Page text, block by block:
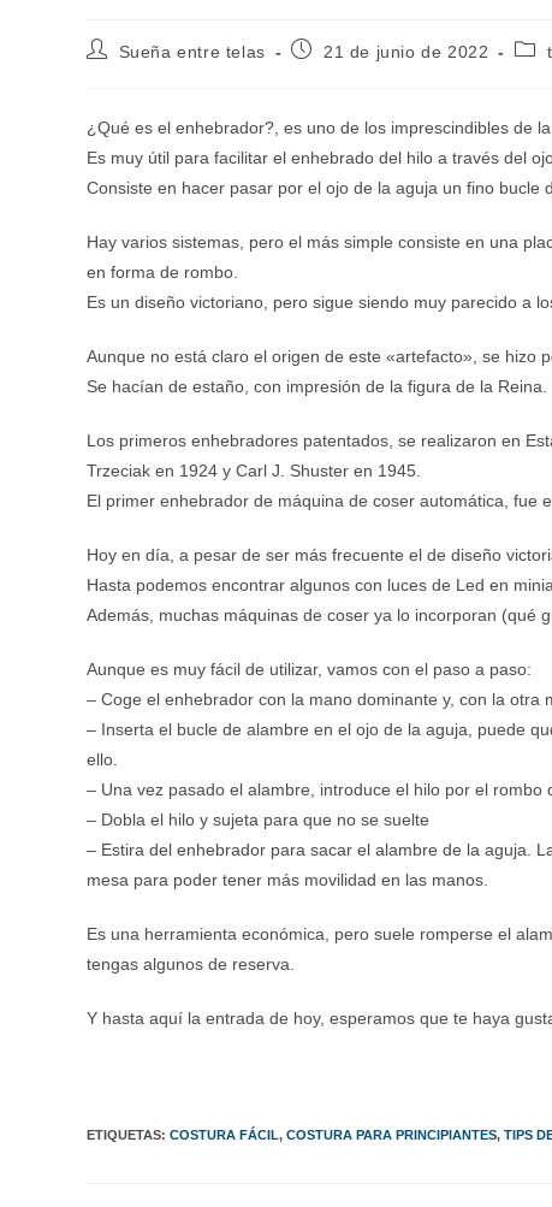
Autor
entrada:
Sueña entre telas
Publicación
entrada:
21 de junio de 2022
¿Qué es el enhebrador?, es uno de los imprescindibles de
Es muy útil para facilitar el enhebrado del hilo a través del
Consiste en hacer pasar por el ojo de la aguja un fino
Hay varios sistemas, pero el más simple consiste en una
en forma de rombo.
Es un diseño victoriano, pero sigue siendo muy parecido a
Aunque no está claro el origen de este «artefacto», se hizo
Se hacían de estaño, con impresión de la figura de la Reina.
Los primeros enhebradores patentados, se realizaron en
Trzeciak en 1924 y Carl J. Shuster en 1945.
El primer enhebrador de máquina de coser automática, fue
Hoy en día, a pesar de ser más frecuente el de diseño
Hasta podemos encontrar algunos con luces de Led en
Además, muchas máquinas de coser ya lo incorporan (qué
Aunque es muy fácil de utilizar, vamos con el paso a paso:
– Coge el enhebrador con la mano dominante y, con la otra
– Inserta el bucle de alambre en el ojo de la aguja, puede
ello.
– Una vez pasado el alambre, introduce el hilo por el rombo
– Dobla el hilo y sujeta para que no se suelte
– Estira del enhebrador para sacar el alambre de la aguja.
mesa para poder tener más movilidad en las manos.
Es una herramienta económica, pero suele romperse el
tengas algunos de reserva.
Y hasta aquí la entrada de hoy, esperamos que te haya
ETIQUETAS: COSTURA FÁCIL, COSTURA PARA PRINCIPIANTES, TIPS